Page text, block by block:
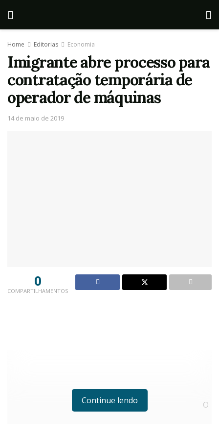
Home Editorias Economia
Imigrante abre processo para
contratação temporária de
operador de máquinas
14 de maio de 2019
0
COMPARTILHAMENTOS
O
Continue lendo